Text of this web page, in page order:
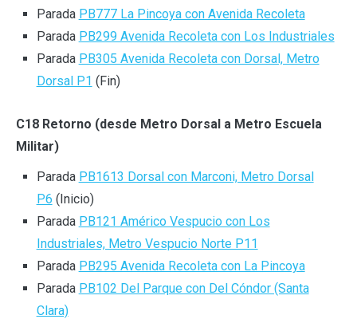
Parada PB777 La Pincoya con Avenida Recoleta
Parada PB299 Avenida Recoleta con Los Industriales
Parada PB305 Avenida Recoleta con Dorsal, Metro
Dorsal P1 (Fin)
C18 Retorno (desde Metro Dorsal a Metro Escuela
Militar)
Parada PB1613 Dorsal con Marconi, Metro Dorsal
P6 (Inicio)
Parada PB121 Américo Vespucio con Los
Industriales, Metro Vespucio Norte P11
Parada PB295 Avenida Recoleta con La Pincoya
Parada PB102 Del Parque con Del Cóndor (Santa
Clara)